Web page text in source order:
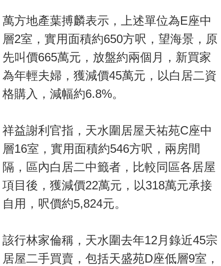
地
產
新
聞
數
據
公
置
業
手
冊
關
們
萬方地產葉搏麟表示，上述單位為E座中
層2室，實用面積約650方呎，望海景，原
先叫價665萬元，放盤約兩個月，新買家
為年輕夫婦，獲減價45萬元，以白居二資
格購入，減幅約6.8%。
祥益謝利官指，天水圍居屋天祐苑C座中
層16室，實用面積約546方呎，兩房間
隔，區內白居二中籤者，比較同區各居屋
項目後，獲減價22萬元，以318萬元承接
自用，呎價約5,824元。
該行林家倫稱，天水圍去年12月錄近45宗
居屋二手買賣，包括天盛苑D座低層9室，